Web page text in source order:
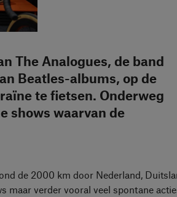
The Analogues, de band
Beatles-albums, op de
te fietsen. Onderweg
shows waarvan de
de 2000 km door Nederland,
maar verder vooral veel spontane